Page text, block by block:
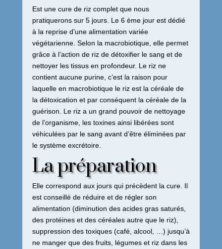
Est une cure de riz complet que nous
pratiquerons sur 5 jours. Le 6 ème jour est dédié
à la reprise d’une alimentation variée
végétarienne. Selon la macrobiotique, elle permet
grâce à l’action de riz de détoxifier le sang et de
nettoyer les tissus en profondeur. Le riz ne
contient aucune purine, c’est la raison pour
laquelle en macrobiotique le riz est la céréale de
la détoxication et par conséquent la céréale de la
guérison. Le riz a un grand pouvoir de nettoyage
de l’organisme, les toxines ainsi libérées sont
véhiculées par le sang avant d’être éliminées par
le système excrétoire.
La préparation
Elle correspond aux jours qui précèdent la cure. Il
est conseillé de réduire et de régler son
alimentation (diminution des acides gras saturés,
des protéines et des céréales autre que le riz),
suppression des toxiques (café, alcool, …) jusqu’à
ne manger que des fruits, légumes et riz dans les